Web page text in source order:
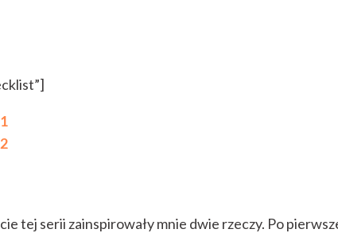
tej serii zainspirowały mnie dwie rzeczy. Po